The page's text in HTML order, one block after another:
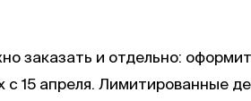
заказать и отдельно:
с 15 апреля. Лимитированные